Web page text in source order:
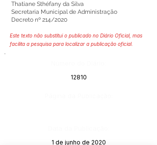
Thatiane Sthéfany da Silva
Secretaria Municipal de Administração
Decreto nº 214/2020
Este texto não substitui o publicado no Diário Oficial, mas
facilita a pesquisa para localizar a publicação oficial.
12810
1 de junho de 2020